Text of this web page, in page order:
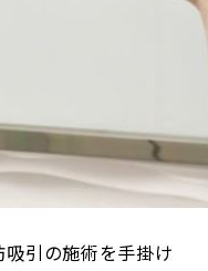
引の施術を手掛け